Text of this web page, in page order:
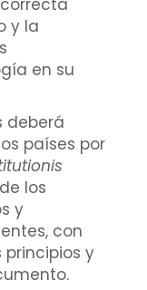
y la
en su
deberá
países por
los
y
con
y